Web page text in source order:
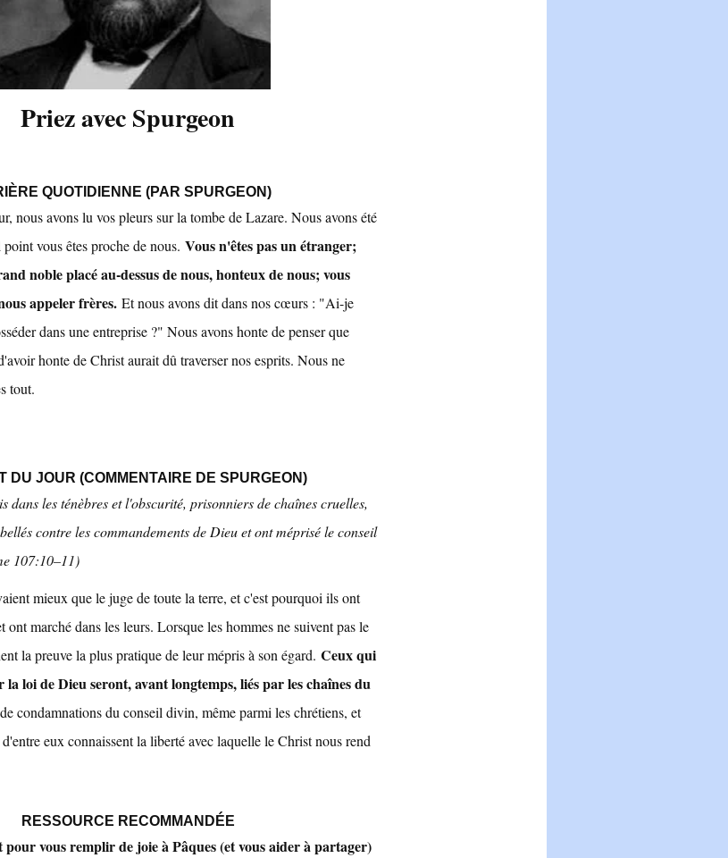
Priez avec Spurgeon
QUOTIDIENNE (PAR SPURGEON)
nous avons lu vos pleurs sur la tombe de Lazare. Nous avons été
vous êtes proche de nous. Vous n'êtes pas un étranger;
noble placé au-dessus de nous, honteux de nous; vous
appeler frères. Et nous avons dit dans nos cœurs : "Ai-je
dans une entreprise ?" Nous avons honte de penser que
honte de Christ aurait dû traverser nos esprits. Nous ne
tout.
DU JOUR (COMMENTAIRE DE SPURGEON)
dans les ténèbres et l'obscurité, prisonniers de chaînes cruelles,
contre les commandements de Dieu et ont méprisé le conseil
107:10–11)
mieux que le juge de toute la terre, et c'est pourquoi ils ont
ont marché dans les leurs. Lorsque les hommes ne suivent pas le
la preuve la plus pratique de leur mépris à son égard. Ceux qui
la loi de Dieu seront, avant longtemps, liés par les chaînes du
condamnations du conseil divin, même parmi les chrétiens, et
eux connaissent la liberté avec laquelle le Christ nous rend
RESSOURCE RECOMMANDÉE
vous remplir de joie à Pâques (et vous aider à partager)